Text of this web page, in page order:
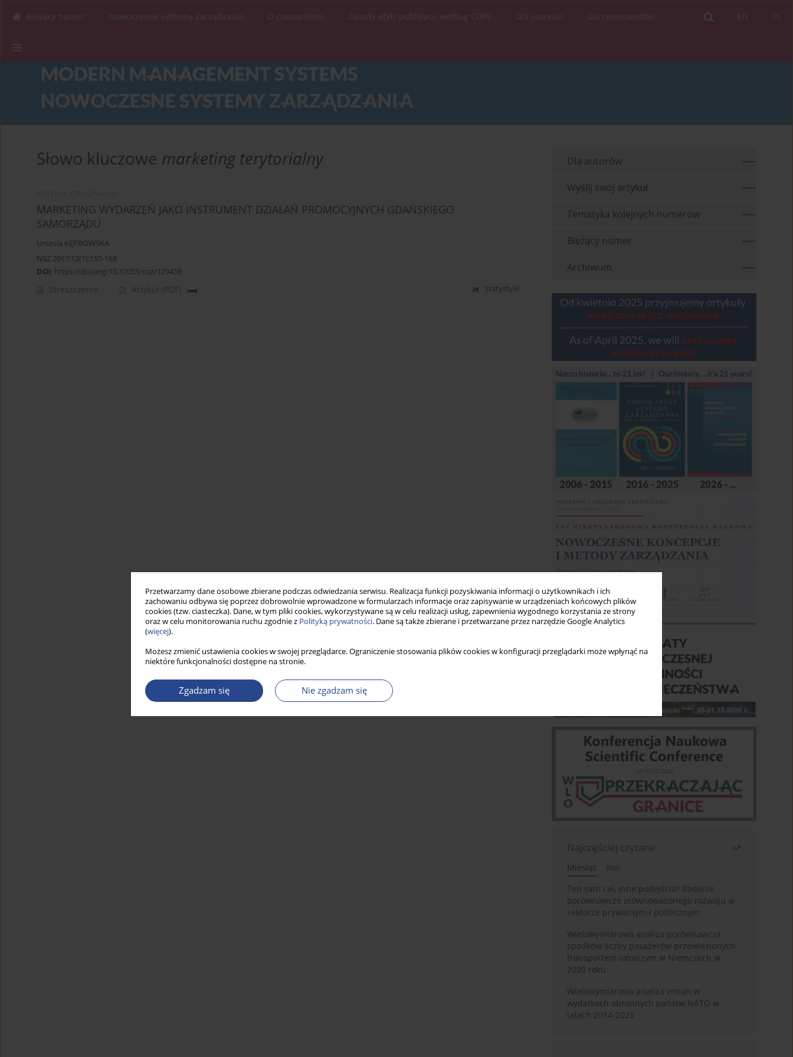
Przetwarzamy dane osobowe zbierane podczas odwiedzania serwisu. Realizacja funkcji pozyskiwania informacji o użytkownikach i ich
zachowaniu odbywa się poprzez dobrowolnie wprowadzone w formularzach informacje oraz zapisywanie w urządzeniach końcowych plików
cookies (tzw. ciasteczka). Dane, w tym pliki cookies, wykorzystywane są w celu realizacji usług, zapewnienia wygodnego korzystania ze strony
oraz w celu monitorowania ruchu zgodnie z Polityką prywatności. Dane są także zbierane i przetwarzane przez narzędzie Google Analytics
(więcej).
Możesz zmienić ustawienia cookies w swojej przeglądarce. Ograniczenie stosowania plików cookies w konfiguracji przeglądarki może wpłynąć na
niektóre funkcjonalności dostępne na stronie.
Zgadzam się Nie zgadzam się
PL
EN
Bieżący numer Nowoczesne Systemy Zarządzania O czasopiśmie Zasady etyki publikacji według COPE Dla autorów Dla recenzentów
Słowo kluczowe marketing terytorialny
MARKETING WYDARZEŃ JAKO INSTRUMENT DZIAŁAŃ PROMOCYJNYCH GDAŃSKIEGO
SAMORZĄDU
Urszula KĘPROWSKA
NSZ 2017;12(1):155-168
DOI: https://doi.org/10.37055/nsz/129458
Streszczenie Artykuł (PDF) Statystyki
Dla autorów
Wyślij swój artykuł
Tematyka kolejnych numerów
Bieżący numer
Archiwum
Najczęściej czytane
Miesiąc
Rok
Ten sam cel, inne podejścia? Badanie
porównawcze zrównoważonego rozwoju w
sektorze prywatnym i publicznym
Wielowymiarowa analiza porównawcza
spadków liczby pasażerów przewiezionych
transportem lotniczym w Niemczech w
2020 roku
Wielowymiarowa analiza zmian w
wydatkach obronnych państw NATO w
latach 2014-2025